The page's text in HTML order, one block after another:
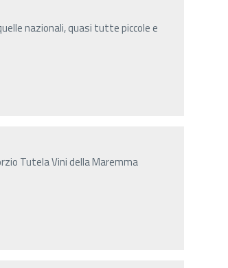
nazionali, quasi tutte piccole e
Tutela Vini della Maremma